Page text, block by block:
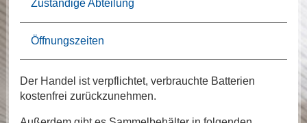
Zuständige Abteilung
Öffnungszeiten
Der Handel ist verpflichtet, verbrauchte Batterien
kostenfrei zurückzunehmen.